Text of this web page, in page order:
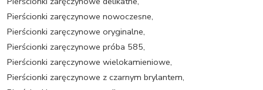
Pierścionki zaręczynowe nowoczesne,
Pierścionki zaręczynowe oryginalne,
Pierścionki zaręczynowe próba 585,
Pierścionki zaręczynowe wielokamieniowe,
Pierścionki zaręczynowe z czarnym brylantem,